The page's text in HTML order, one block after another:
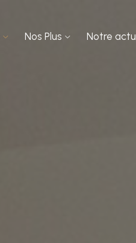
Nos Plus Notre actu